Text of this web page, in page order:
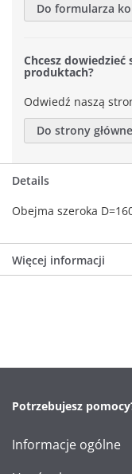
Do formularza
Chcesz dowiedzieć
produktach?
Odwiedź naszą
Do strony
Details
Obejma szeroka
Więcej informacji
Potrzebujesz
Informacje ogólne